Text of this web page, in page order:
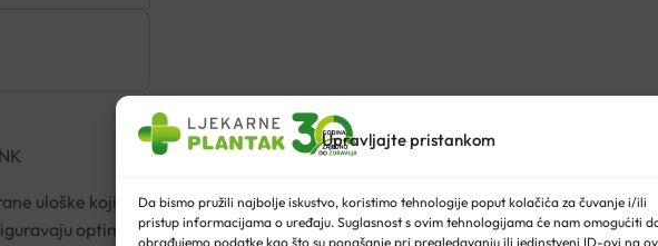
Upravljajte pristankom
Da bismo pružili najbolje iskustvo, koristimo tehnologije poput kolačića za čuvanje i/ili
pristup informacijama o uređaju. Suglasnost s ovim tehnologijama će nam omogućiti
obrađujemo podatke kao što su ponašanje pri pregledavanju ili jedinstveni ID-ovi na
uloške koji se oblikuju prema prirodnom obliku stopala, pružajući izvrsnu
optimalnuudobnostiprozračnost.